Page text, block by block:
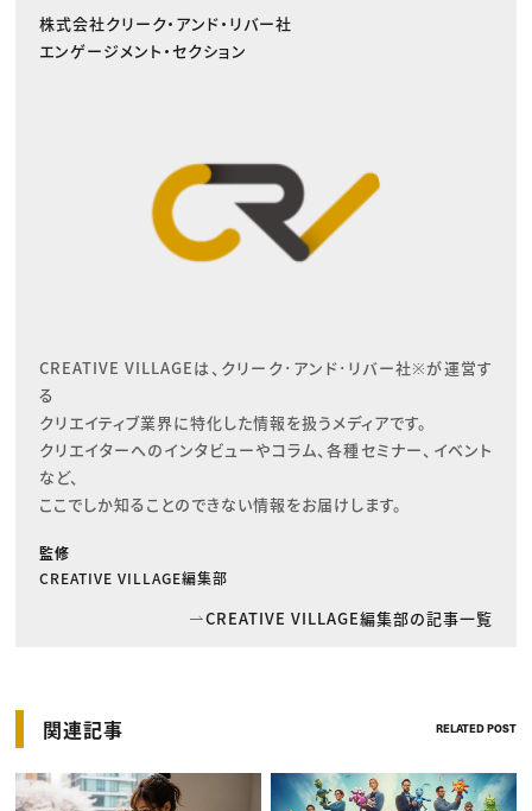
株式会社クリーク・アンド・リバー社
エンゲージメント・セクション
CREATIVE VILLAGEは、クリーク･アンド･リバー社※が運営す
る
クリエイティブ業界に特化した情報を扱うメディアです。
クリエイターへのインタビューやコラム、各種セミナー、イベント
など、
ここでしか知ることのできない情報をお届けします。
監修
CREATIVE VILLAGE編集部
CREATIVE VILLAGE編集部の記事一覧
関連記事 RELATED POST